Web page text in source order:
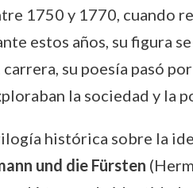
1750 y 1770, cuando
estos años, su figura
su poesía pasó
la sociedad y la
histórica sobre la
und die Fürsten